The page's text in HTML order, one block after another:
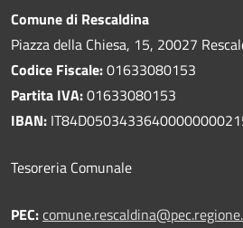
Comune di Rescaldina
Piazza della Chiesa, 15, 20027
Codice Fiscale:01633080153
Partita IVA:01633080153
IBAN:
Tesoreria Comunale
PEC: